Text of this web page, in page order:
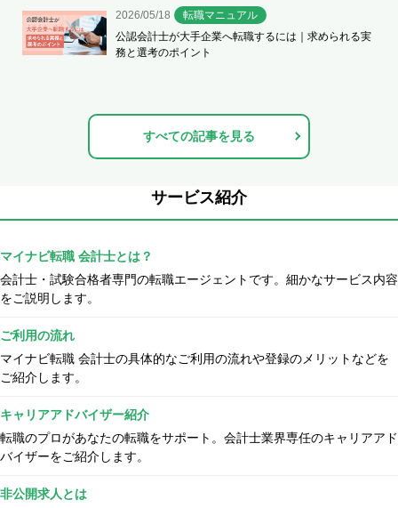
2026/05/18
転職マニュアル
公認会計士が大手企業へ転職するには｜求められる実
務と選考のポイント
すべての記事を見る
サービス紹介
マイナビ転職 会計士とは？
会計士・試験合格者専門の転職エージェントです。細かなサービス内容
をご説明します。
ご利用の流れ
マイナビ転職 会計士の具体的なご利用の流れや登録のメリットなどを
ご紹介します。
キャリアアドバイザー紹介
転職のプロがあなたの転職をサポート。会計士業界専任のキャリアアド
バイザーをご紹介します。
非公開求人とは